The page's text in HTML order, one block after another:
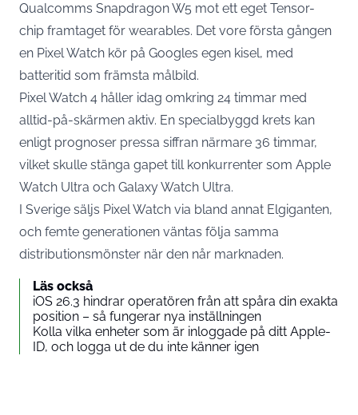
Qualcomms Snapdragon W5 mot ett eget Tensor-
chip framtaget för wearables. Det vore första gången
en Pixel Watch kör på Googles egen kisel, med
batteritid som främsta målbild.
Pixel Watch 4 håller idag omkring 24 timmar med
alltid-på-skärmen aktiv. En specialbyggd krets kan
enligt prognoser pressa siffran närmare 36 timmar,
vilket skulle stänga gapet till konkurrenter som Apple
Watch Ultra och Galaxy Watch Ultra.
I Sverige säljs Pixel Watch via bland annat Elgiganten,
och femte generationen väntas följa samma
distributionsmönster när den når marknaden.
Läs också
iOS 26.3 hindrar operatören från att spåra din exakta
position – så fungerar nya inställningen
Kolla vilka enheter som är inloggade på ditt Apple-
ID, och logga ut de du inte känner igen